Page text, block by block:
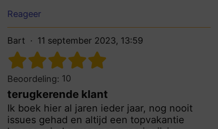
Reageer
Bart 11 september 2023, 13:59
Beoordeling: 10
terugkerende klant
Ik boek hier al jaren ieder jaar, nog nooit
issues gehad en altijd een topvakantie